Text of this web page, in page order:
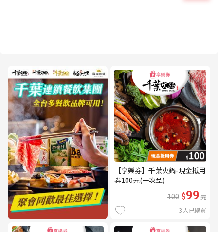
【享樂券】千葉火鍋-現金抵用
券100元(一次型)
100 $99元
3 人已購買